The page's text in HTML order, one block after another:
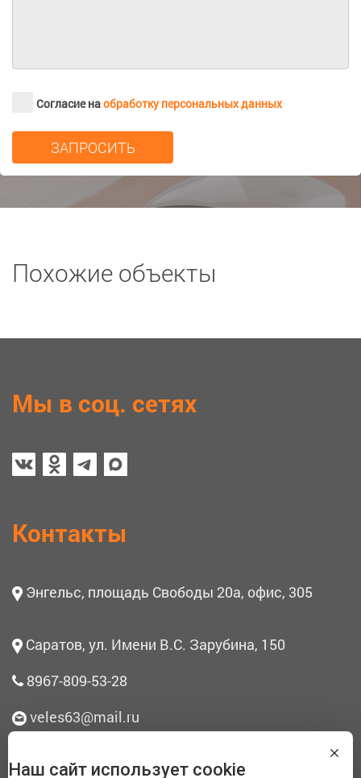
Согласие наобработку персональных данных
Похожие объекты
Мы в соц. сетях
Контакты
Энгельс, площадь Свободы 20а, офис, 305
Саратов, ул. Имени В.С. Зарубина, 150
8967-809-53-28
veles63@mail.ru
Наш сайт использует cookie